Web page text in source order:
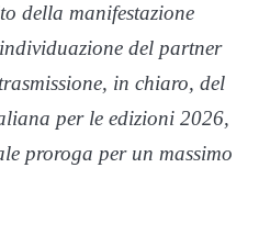
della manifestazione
del partner
in chiaro, del
per le edizioni 2026,
proroga per un massimo